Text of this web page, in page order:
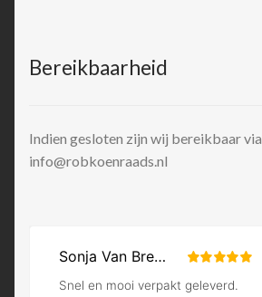
Bereikbaarheid
Indien gesloten zijn wij bereikbaar via
info@robkoenraads.nl